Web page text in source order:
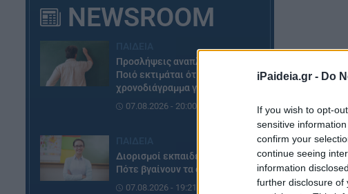
iPaideia.gr - Do
If you wish to opt-
sensitive
confirm your
continue seeing
information
further disclosure of
NEWSROOM
Προσλήψεις αναπληρωτών:
Ποιό εκτιμάται ότι θα είναι το
χρονοδιάγραμμα για φέτος
07.08.2026 - 20:00
Διορισμοί εκπαιδευτικών:
Πότε βγαίνουν τα ονόματα
07.08.2026 - 19:21
ΟΙΕΛΕ
Η